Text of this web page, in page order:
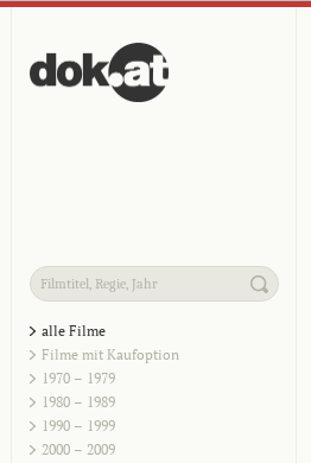
alle Filme
Filme mit Kaufoption
1970 – 1979
1980 – 1989
1990 – 1999
2000 – 2009